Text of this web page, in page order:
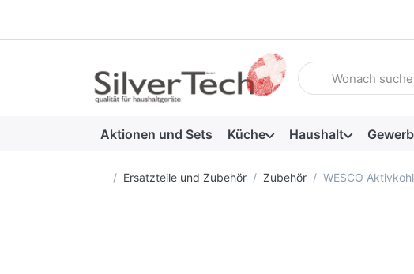
Geben Sie einen
Aktionen und Sets Küche Haushalt
Startseite
Ersatzteile und Zubehör Zubehör WESCO